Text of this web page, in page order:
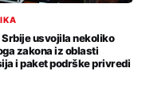
Srbije usvojila nekoliko
zakona iz oblasti
i paket podrške privredi